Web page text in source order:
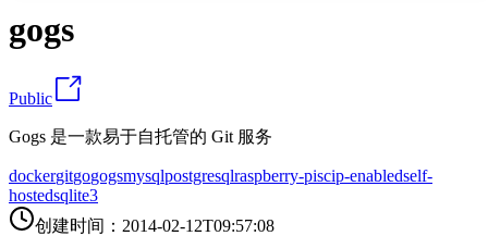
gogs
Public
Gogs 是一款易于自托管的 Git 服务
dockergitgogogsmysqlpostgresqlraspberry-piscip-enabledself-
hostedsqlite3
创建时间 ： 2014-02-12T09:57:08